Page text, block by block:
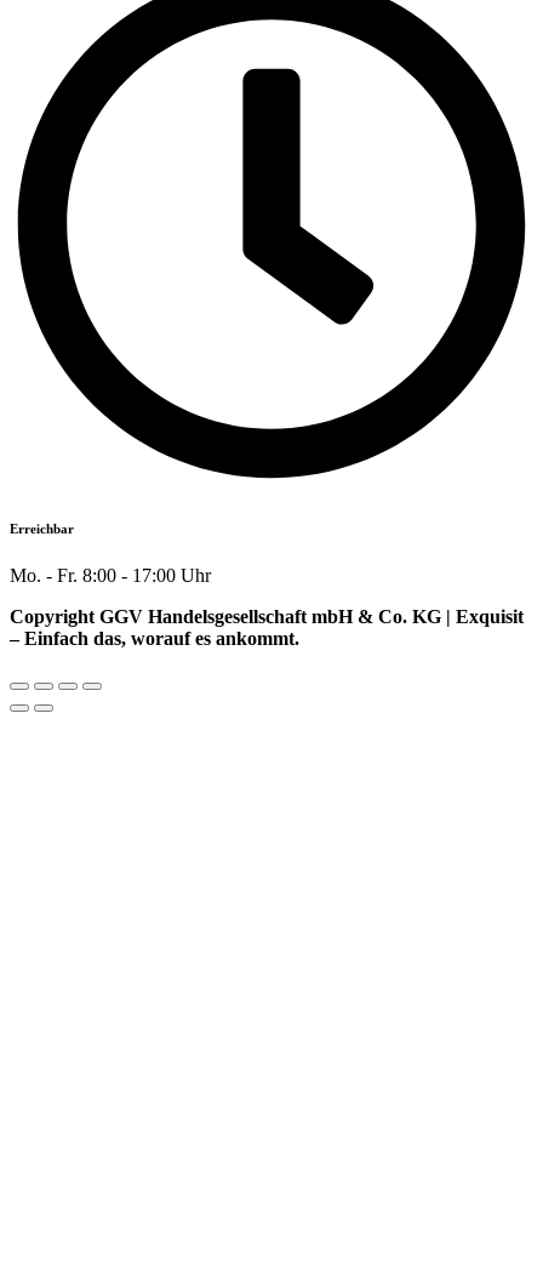
Erreichbar
Mo. - Fr. 8:00 - 17:00 Uhr
Copyright GGV Handelsgesellschaft mbH & Co. KG | Exquisit
– Einfach das, worauf es ankommt.